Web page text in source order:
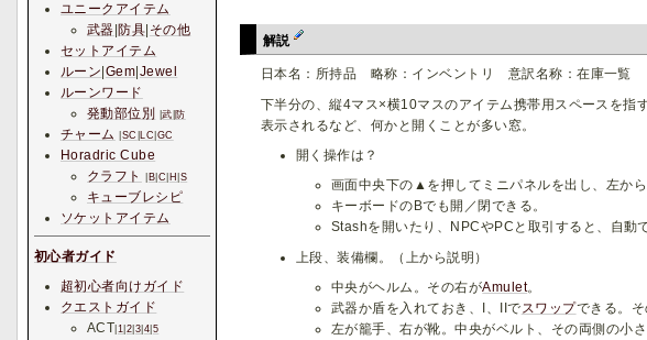
解説
日本名：所持品 略称：インベントリ 意訳名称：在庫一覧
下半分の、縦4マス×横10マスのアイテム携帯用スペースを
表示されるなど、何かと開くことが多い窓。
開く操作は？
画面中央下の▲を押してミニパネルを出し、左か
キーボードのBでも開／閉できる。
Stashを開いたり、NPCやPCと取引すると、自動
上段、装備欄。（上から説明）
中央がヘルム。その右がAmulet。
武器か盾を入れておき、I、IIでスワップできる。そ
左が籠手、右が靴。中央がベルト、その両側の小
ユニークアイテム
武器 防具 その他
セットアイテム
ルーン Gem Jewel
ルーンワード
発動部位別
|武 防
チャーム SC LC GC
Horadric Cube
クラフト
B C H S
キューブレシピ
ソケットアイテム
初心者ガイド
超初心者向けガイド
クエストガイド
ACT 1 2 3 4 5